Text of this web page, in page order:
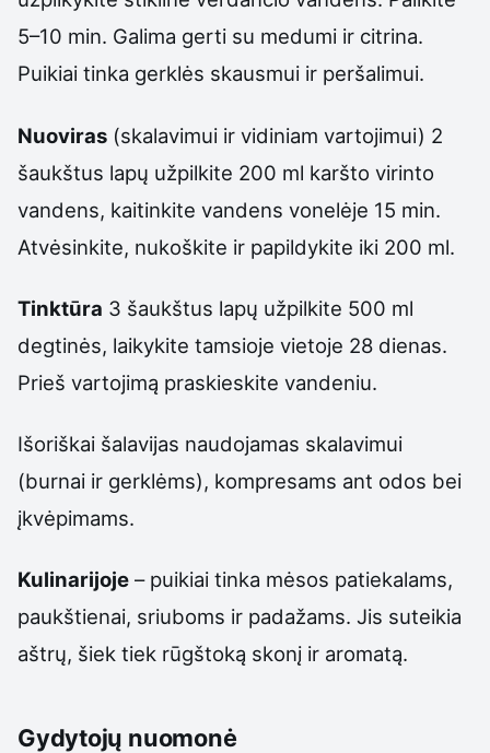
5–10 min. Galima gerti su medumi ir citrina.
Puikiai tinka gerklės skausmui ir peršalimui.
Nuoviras (skalavimui ir vidiniam vartojimui) 2
šaukštus lapų užpilkite 200 ml karšto virinto
vandens, kaitinkite vandens vonelėje 15 min.
Atvėsinkite, nukoškite ir papildykite iki 200 ml.
Tinktūra 3 šaukštus lapų užpilkite 500 ml
degtinės, laikykite tamsioje vietoje 28 dienas.
Prieš vartojimą praskieskite vandeniu.
Išoriškai šalavijas naudojamas skalavimui
(burnai ir gerklėms), kompresams ant odos bei
įkvėpimams.
Kulinarijoje – puikiai tinka mėsos patiekalams,
paukštienai, sriuboms ir padažams. Jis suteikia
aštrų, šiek tiek rūgštoką skonį ir aromatą.
Gydytojų nuomonė